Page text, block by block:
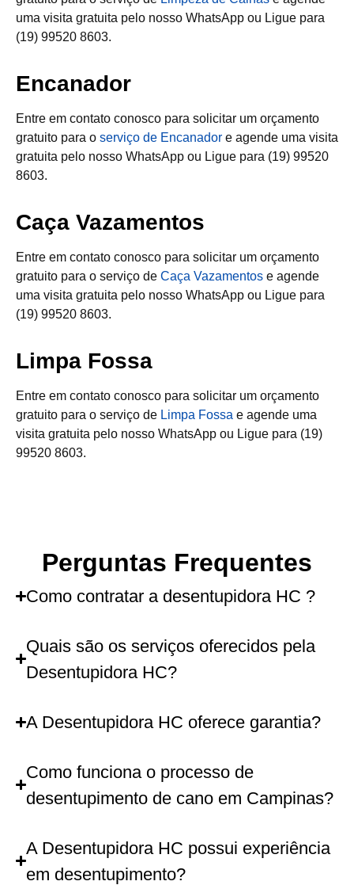
uma visita gratuita pelo nosso WhatsApp ou Ligue para
(19) 99520 8603.
Encanador
Entre em contato conosco para solicitar um orçamento
gratuito para o serviço de Encanador e agende uma visita
gratuita pelo nosso WhatsApp ou Ligue para (19) 99520
8603.
Caça Vazamentos
Entre em contato conosco para solicitar um orçamento
gratuito para o serviço de Caça Vazamentos e agende
uma visita gratuita pelo nosso WhatsApp ou Ligue para
(19) 99520 8603.
Limpa Fossa
Entre em contato conosco para solicitar um orçamento
gratuito para o serviço de Limpa Fossa e agende uma
visita gratuita pelo nosso WhatsApp ou Ligue para (19)
99520 8603.
Perguntas Frequentes
Como contratar a desentupidora HC ?
Quais são os serviços oferecidos pela
Desentupidora HC?
A Desentupidora HC oferece garantia?
Como funciona o processo de
desentupimento de cano em Campinas?
A Desentupidora HC possui experiência
em desentupimento?